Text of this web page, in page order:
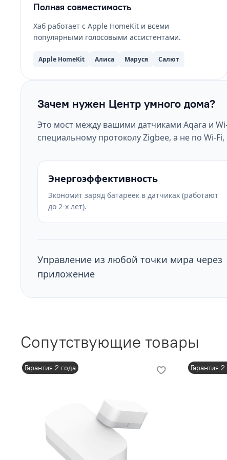
Полная совместимость
Хаб работает с Apple HomeKit и всеми
популярными голосовыми ассистентами.
Apple HomeKit Алиса Маруся Салют
Зачем нужен Центр умного дома?
Это мост между вашими датчиками Aqara и
специальному протоколу Zigbee, а не по Wi-
Энергоэффективность
Экономит заряд батареек в датчиках (работают
до 2-х лет).
Управление из любой точки мира через
приложение
Сопутствующие товары
Гарантия 2 года Гарантия